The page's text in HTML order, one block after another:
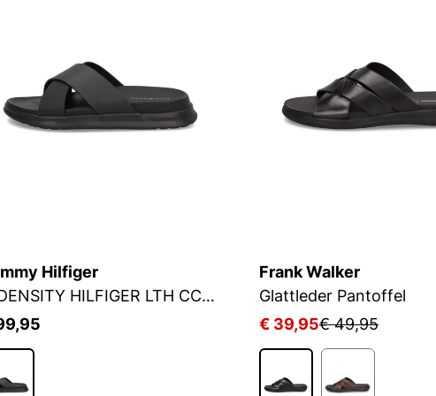
Hilfiger
D DENSITY HILFIGER LTH CCSAND
Frank Walker
Glattleder Pantoffel
€ 39,95€ 49,95